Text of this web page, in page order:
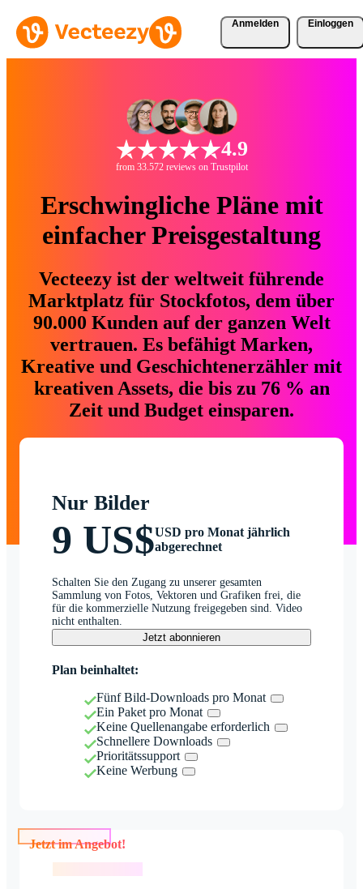
Anmelden Einloggen
4.9
from 33.572 reviews on Trustpilot
Erschwingliche Pläne mit
einfacher Preisgestaltung
Vecteezy ist der weltweit führende
Marktplatz für Stockfotos, dem über
90.000 Kunden auf der ganzen Welt
vertrauen. Es befähigt Marken,
Kreative und Geschichtenerzähler mit
kreativen Assets, die bis zu 76 % an
Zeit und Budget einsparen.
Nur Bilder
9 US$USD pro Monat jährlich
abgerechnet
Schalten Sie den Zugang zu unserer gesamten
Sammlung von Fotos, Vektoren und Grafiken frei, die
für die kommerzielle Nutzung freigegeben sind. Video
nicht enthalten.
Jetzt abonnieren
Plan beinhaltet:
Fünf Bild-Downloads pro Monat
Ein Paket pro Monat
Keine Quellenangabe erforderlich
Schnellere Downloads
Prioritätssupport
Keine Werbung
Jetzt im Angebot!